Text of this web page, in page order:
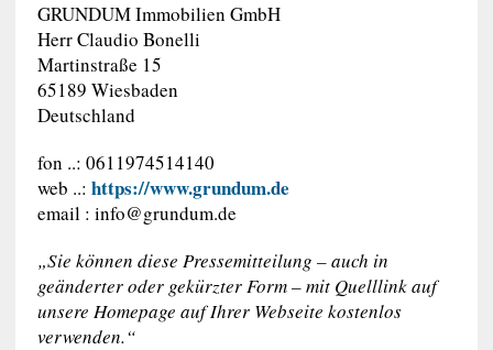
GRUNDUM Immobilien GmbH
Herr Claudio Bonelli
Martinstraße 15
65189 Wiesbaden
Deutschland
fon ..: 0611974514140
web ..: https://www.grundum.de
email : info@grundum.de
„Sie können diese Pressemitteilung – auch in
geänderter oder gekürzter Form – mit Quelllink auf
unsere Homepage auf Ihrer Webseite kostenlos
verwenden.“